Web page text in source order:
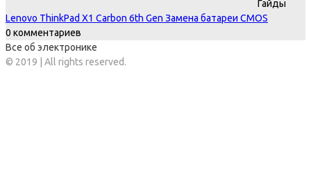
Гайды
Lenovo ThinkPad X1 Carbon 6th Gen Замена батареи CMOS
0 комментариев
Все об электронике
© 2019 | All rights reserved.